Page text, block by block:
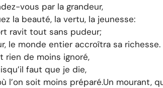
vous par la grandeur,
la beauté, la vertu, la jeunesse:
ravit tout sans pudeur;
le monde entier accroîtra sa richesse.
rien de moins ignoré,
faut que je die,
l’on soit moins préparé.Un mourant,